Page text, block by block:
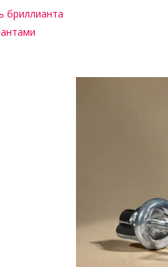
бриллианта